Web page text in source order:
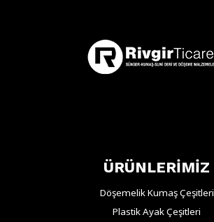
ÜRÜNLERİMİZ
Döşemelik Kumaş Çeşitleri
Plastik Ayak Çeşitleri